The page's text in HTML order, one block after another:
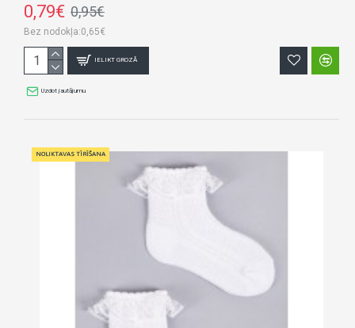
0,79€ 0,95€
Bez nodokļa:0,65€
IELIKT GROZĀ
Uzdot jautājumu
NOLIKTAVAS TĪRĪŠANA